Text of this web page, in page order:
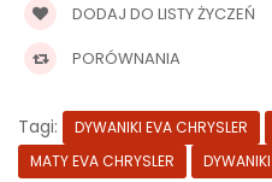
DODAJ DO LISTY ŻYCZEŃ
PORÓWNANIA
Tagi: DYWANIKI EVA CHRYSLER
MATY EVA CHRYSLER